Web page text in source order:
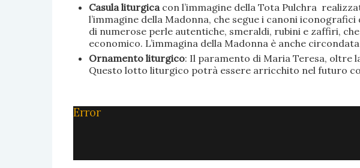
Casula liturgica con l’immagine della Tota Pulchra
l’immagine della Madonna, che segue i canoni
di numerose perle autentiche, smeraldi, rubini e zaffiri,
economico. L’immagina della Madonna è anche
Ornamento liturgico: Il paramento di Maria Teresa, oltre
Questo lotto liturgico potrà essere arricchito nel futuro
Error